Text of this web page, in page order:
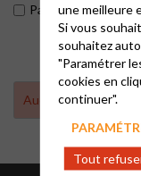
Paroisses
Aucun résultat trouvé
une meilleure
Si vous
souhaitez
"Paramétrer
cookies en
continuer".
Tout